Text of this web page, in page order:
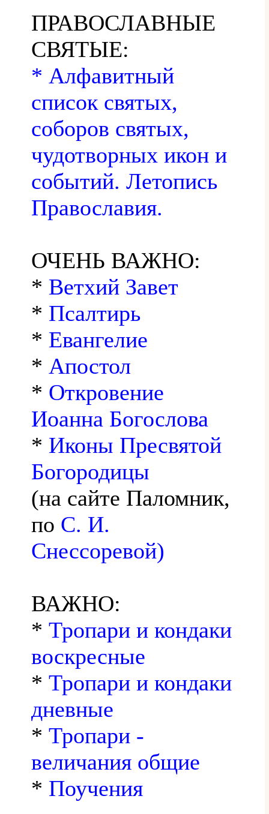
ПРАВОСЛАВНЫЕ
СВЯТЫЕ:
* Алфавитный
список святых,
соборов святых,
чудотворных икон и
событий. Летопись
Православия.
ОЧЕНЬ ВАЖНО:
* Ветхий Завет
* Псалтирь
* Евангелие
* Апостол
* Откровение
Иоанна Богослова
* Иконы Пресвятой
Богородицы
(на сайте Паломник,
по С. И.
Снессоревой)
ВАЖНО:
* Тропари и кондаки
воскресные
* Тропари и кондаки
дневные
* Тропари -
величания общие
* Поучения